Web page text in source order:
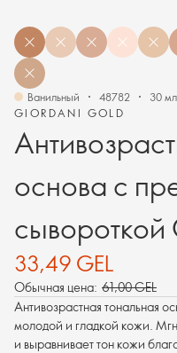
GIORDANI GOLD
основа с
Ванильный 48782 30 мл.
33,49 GEL
Обычная цена: 61,00 GEL
Антивозрастная тональная
молодой и гладкой кожи.
и выравнивает тон кожи